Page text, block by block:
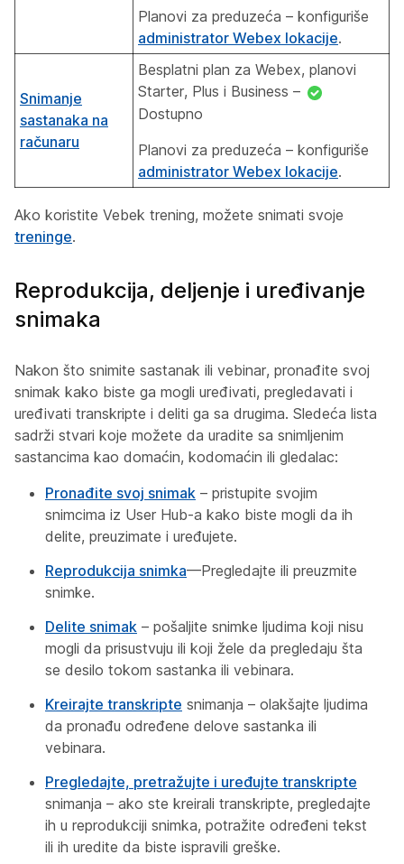
Planovi za preduzeća – konfiguriše
administrator Webex lokacije.
Snimanje
sastanaka na
računaru
Besplatni plan za Webex, planovi
Starter, Plus i Business –
Dostupno
Planovi za preduzeća – konfiguriše
administrator Webex lokacije.
Ako koristite Vebek trening, možete snimati svoje
treninge.
Reprodukcija, deljenje i uređivanje
snimaka
Nakon što snimite sastanak ili vebinar, pronađite svoj
snimak kako biste ga mogli uređivati, pregledavati i
uređivati transkripte i deliti ga sa drugima. Sledeća lista
sadrži stvari koje možete da uradite sa snimljenim
sastancima kao domaćin, kodomaćin ili gledalac:
Pronađite svoj snimak – pristupite svojim
snimcima iz User Hub-a kako biste mogli da ih
delite, preuzimate i uređujete.
Reprodukcija snimka—Pregledajte ili preuzmite
snimke.
Delite snimak – pošaljite snimke ljudima koji nisu
mogli da prisustvuju ili koji žele da pregledaju šta
se desilo tokom sastanka ili vebinara.
Kreirajte transkripte snimanja – olakšajte ljudima
da pronađu određene delove sastanka ili
vebinara.
Pregledajte, pretražujte i uređujte transkripte
snimanja – ako ste kreirali transkripte, pregledajte
ih u reprodukciji snimka, potražite određeni tekst
ili ih uredite da biste ispravili greške.